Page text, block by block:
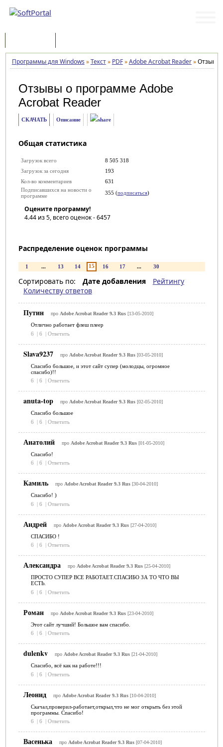
Программы для Windows »Текст» PDF»Adobe Acrobat Reader»Отзывы
Отзывы о программе Adobe
Acrobat Reader
СКАЧАТЬ Описание
Общая статистика
Загрузок всего
8 505 318
Загрузок за сегодня
193
Кол-во комментариев
631
Подписавшихся на новости о
программе
355 (подписаться)
Оцените программу!
4.44из 5, всего оценок -6457
Распределение оценок программы
1 ... 13 14 15 16 17 ... 30
Сортировать по: Дате добавления
Рейтингу
Количеству ответов
Путин про Adobe Acrobat Reader 9.3 Rus[13-05-2010]
Отлично работает флеш плеер
6
| 6 | Ответить
Slava9237 про Adobe Acrobat Reader 9.3 Rus[03-05-2010]
Спасибо большое, и этот сайт супер (молодцы, огромное
спасибо)!!
6
| 6 | Ответить
anuta-top про Adobe Acrobat Reader 9.3 Rus[02-05-2010]
Спасибо большое
6
| 6 | Ответить
Анатолий про Adobe Acrobat Reader 9.3 Rus[01-05-2010]
Спасибо!
6
| 6 | Ответить
Камиль про Adobe Acrobat Reader 9.3 Rus[30-04-2010]
Спасибо! )
6
| 6 | Ответить
Андрей про Adobe Acrobat Reader 9.3 Rus[27-04-2010]
СПАСИБО !
6
| 6 | Ответить
Александра про Adobe Acrobat Reader 9.3 Rus[25-04-2010]
ПРОСТО СУПЕР ВСЕ РАБОТАЕТ.СПАСИБО ЗА ТО ЧТО ВЫ
ЕСТЬ.
6
| 6 | Ответить
Роман про Adobe Acrobat Reader 9.3 Rus[23-04-2010]
Этот сайт лучший! Большое вам спасибо.
6
| 6 | Ответить
dulenkv про Adobe Acrobat Reader 9.3 Rus[21-04-2010]
Спасибо, всё как на работе!!!
6
| 6 | Ответить
Леонид про Adobe Acrobat Reader 9.3 Rus[10-04-2010]
Скачал,проверил-работает,открыл,что не мог открыть без этой
программы. Спасибо!
6
| 6 | Ответить
Васенька про Adobe Acrobat Reader 9.3 Rus[07-04-2010]